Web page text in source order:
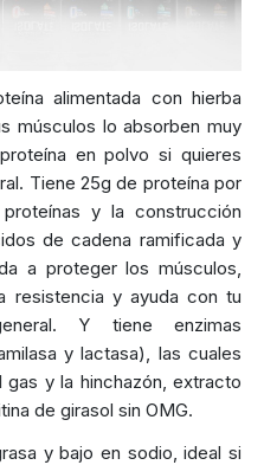
alimentada con hierba
músculos lo absorben muy
en polvo si quieres
Tiene 25g de proteína por
y la construcción
de cadena ramificada y
a proteger los músculos,
resistencia y ayuda con tu
Y tiene enzimas
y lactasa), las cuales
y la hinchazón, extracto
de girasol sin OMG.
y bajo en sodio, ideal si